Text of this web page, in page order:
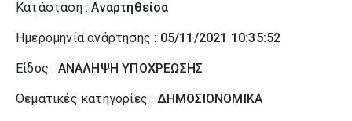
Κατάσταση :Αναρτηθείσα
Ημερομηνία ανάρτησης : 05/11/2021 10:35:52
Είδος : ΑΝΑΛΗΨΗ ΥΠΟΧΡΕΩΣΗΣ
Θεματικές κατηγορίες : ΔΗΜΟΣΙΟΝΟΜΙΚΑ